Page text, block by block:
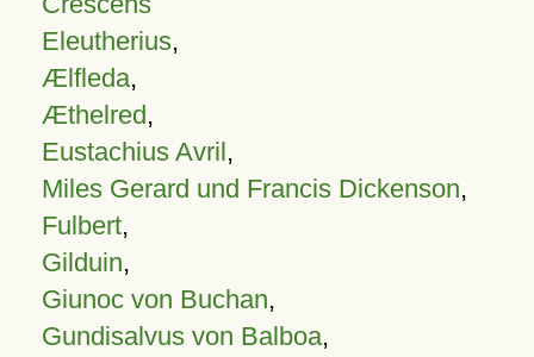
Eleutherius,
Ælfleda,
Æthelred,
Eustachius Avril,
Miles Gerard und Francis Dickenson,
Fulbert,
Gilduin,
Giunoc von Buchan,
Gundisalvus von Balboa,